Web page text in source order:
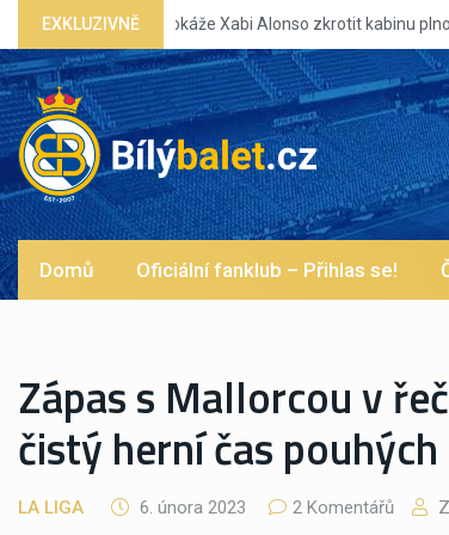
EXKLUZIVNĚ
Domů Oficiální fanklub – Přihlas se!
Zápas s Mallorcou v
čistý herní čas
LA LIGA 6. února 2023 2 Komentářů